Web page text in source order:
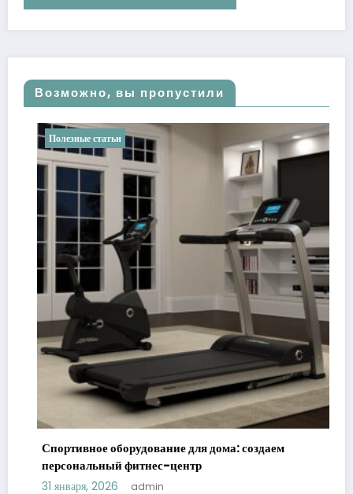
Возможно, вы пропустили
Полезные статьи
Спортивное оборудование для дома: создаем
персональный фитнес-центр
31 января, 2026 admin